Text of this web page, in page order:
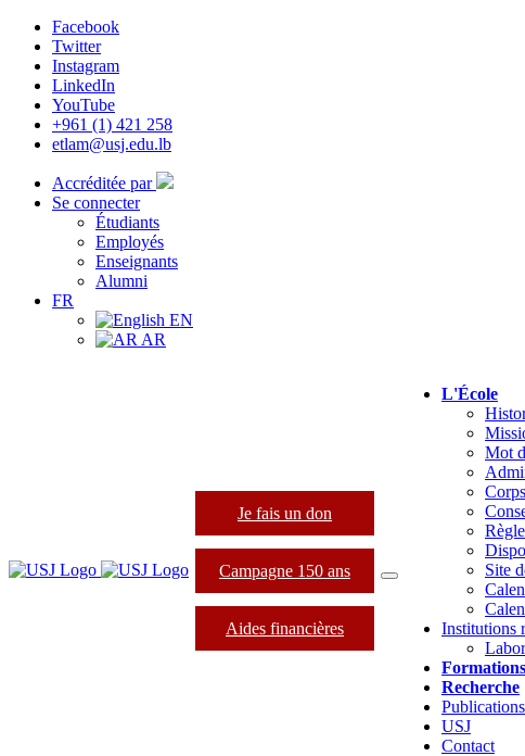
Facebook
Twitter
Instagram
LinkedIn
YouTube
+961 (1) 421 258
etlam@usj.edu.lb
Accréditée par
Se connecter
Étudiants
Employés
Enseignants
Alumni
FR
EN
AR
Je fais un don
Campagne 150 ans
Aides financières
L'École
Mot
Site
Institutions
Formations
Recherche
Publications
USJ
Contact